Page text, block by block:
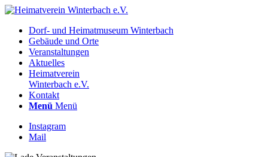
Dorf- und Heimatmuseum Winterbach
Gebäude und Orte
Veranstaltungen
Aktuelles
Heimatverein
Winterbach e.V.
Kontakt
Menü Menü
Instagram
Mail